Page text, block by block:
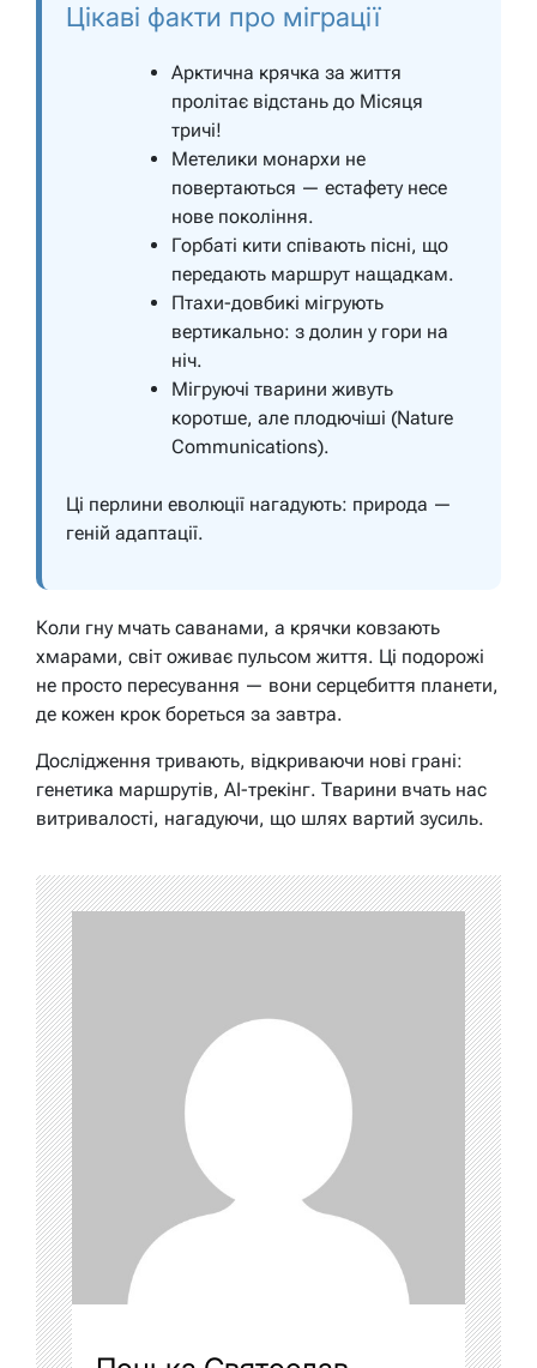
Цікаві факти про міграції
Арктична крячка за життя
пролітає відстань до Місяця
тричі!
Метелики монархи не
повертаються — естафету несе
нове покоління.
Горбаті кити співають пісні, що
передають маршрут нащадкам.
Птахи-довбикі мігрують
вертикально: з долин у гори на
ніч.
Мігруючі тварини живуть
коротше, але плодючіші (Nature
Communications).
Ці перлини еволюції нагадують: природа —
геній адаптації.
Коли гну мчать саванами, а крячки ковзають
хмарами, світ оживає пульсом життя. Ці подорожі
не просто пересування — вони серцебиття планети,
де кожен крок бореться за завтра.
Дослідження тривають, відкриваючи нові грані:
генетика маршрутів, AI-трекінг. Тварини вчать нас
витривалості, нагадуючи, що шлях вартий зусиль.